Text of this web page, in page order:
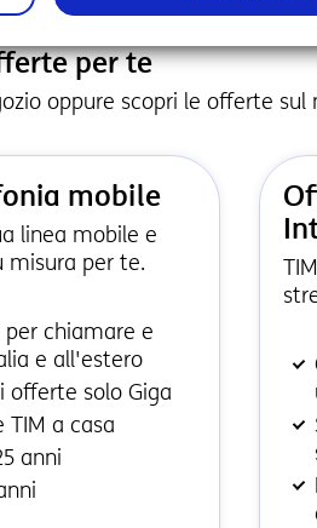
per te
oppure scopri le offerte sul
mobile
linea mobile e
misura per te.
chiamare e
e all'estero
offerte solo Giga
TIM a casa
anni